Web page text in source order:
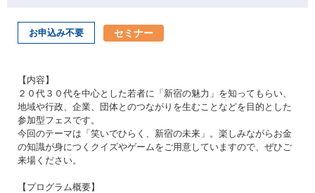
お申込み不要 セミナー
【内容】
２０代３０代を中心とした若者に「新宿の魅力」を知ってもらい、
地域や行政、企業、団体とのつながりを生むことなどを目的とした
参加型フェスです。
今回のテーマは「笑いでひらく、新宿の未来」。楽しみながらお金
の知識が身につくクイズやゲームをご用意していますので、ぜひご
来場ください。
【プログラム概要】